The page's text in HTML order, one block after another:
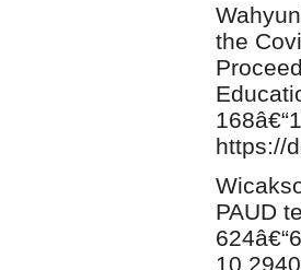
the
https://
PAUD